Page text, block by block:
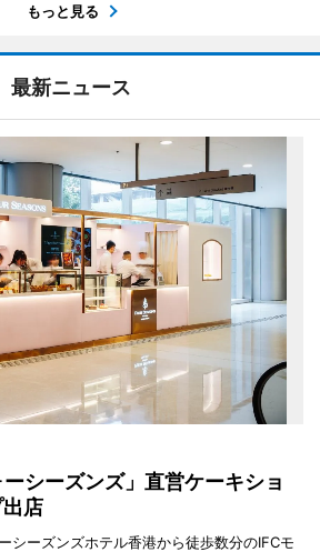
もっと見る
最新ニュース
シーズンズ」直営ケーキショ
店
シーズンズホテル香港から徒歩数分のIFCモ